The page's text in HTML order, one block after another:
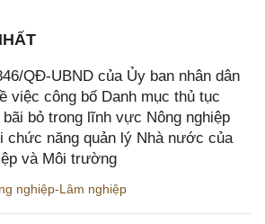
QĐ-UBND của Ủy ban nhân dân
việc công bố Danh mục thủ tục
bỏ trong lĩnh vực Nông nghiệp
chức năng quản lý Nhà nước của
và Môi trường
nghiệp-Lâm nghiệp